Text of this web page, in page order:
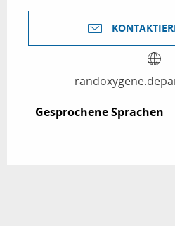
Gesprochene Sprachen
Gesprochene Sprachen